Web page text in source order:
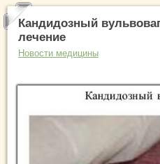
Кандидозный
лечение
Новости медицины